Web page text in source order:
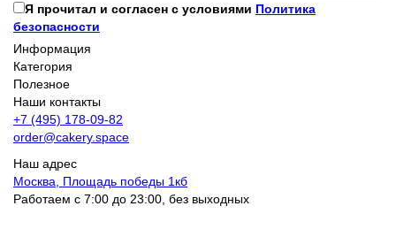
Я прочитал и согласен с условиями Политика
безопасности
Информация
Категория
Полезное
Наши контакты
+7 (495) 178-09-82
order@cakery.space
Наш адрес
Москва, Площадь победы 1кб
Работаем с 7:00 до 23:00, без выходных